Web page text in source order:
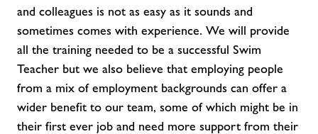
and colleagues is not as easy as it sounds and
sometimes comes with experience. We will provide
all the training needed to be a successful Swim
Teacher but we also believe that employing people
from a mix of employment backgrounds can offer a
wider benefit to our team, some of which might be in
their first ever job and need more support from their